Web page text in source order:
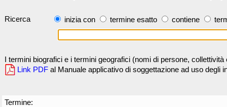
Ricerca inizia con termine esatto contiene
I termini biografici e i termini geografici (nomi di persone,
Link PDF al Manuale applicativo di soggettazione ad uso degli
Termine: